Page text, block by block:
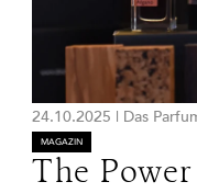
24.10.2025 | Das
MAGAZIN
The